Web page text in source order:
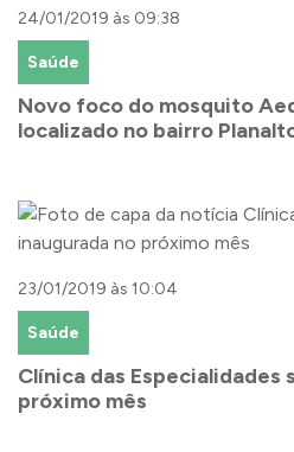
24/01/2019 às 09:38
Saúde
Novo foco do mosquito
localizado no bairro
23/01/2019 às 10:04
Saúde
Clínica das Especialidades
próximo mês